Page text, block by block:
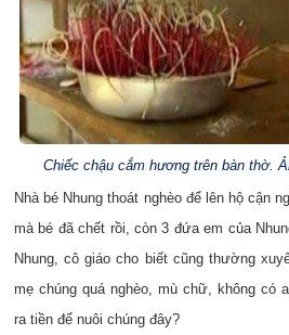
Chiếc chậu cắm hương trên bàn thờ.
Nhà bé Nhung thoát nghèo để lên hộ cận
mà bé đã chết rồi, còn 3 đứa em của
Nhung, cô giáo cho biết cũng thường
mẹ chúng quá nghèo, mù chữ, không có
ra tiền để nuôi chúng đây?